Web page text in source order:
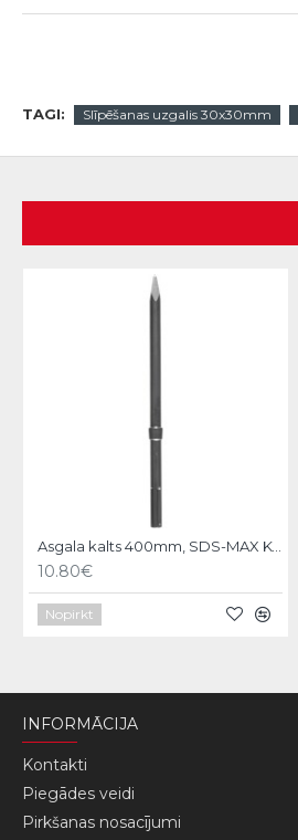
TAGI: Slīpēšanas uzgalis 30x30mm
Asgala kalts 400mm, SDS-MAX KWB
10.80€
Nopirkt
INFORMĀCIJA
Kontakti
Piegādes veidi
Pirkšanas nosacījumi